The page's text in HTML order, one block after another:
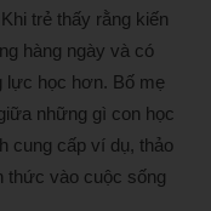
trẻ thấy rằng kiến
hàng ngày và có
lực học hơn. Bố mẹ
những gì con học
cung cấp ví dụ, thảo
thức vào cuộc sống